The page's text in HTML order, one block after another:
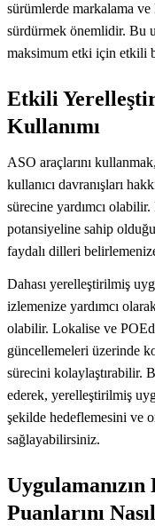
sürümlerde markalama ve
sürdürmek önemlidir. Bu
maksimum etki için etkili
Etkili
Kullanımı
ASO araçlarını
kullanıcı davranışları
sürecine yardımcı
potansiyeline sahip
faydalı dilleri
Dahası yerelleştirilmiş
izlemenize yardımcı
olabilir. Lokalise ve
güncellemeleri üzerinde
sürecini kolaylaştırabilir.
ederek, yerelleştirilmiş
şekilde hedeflemesini ve
sağlayabilirsiniz.
Uygulamanızın
Puanlarını